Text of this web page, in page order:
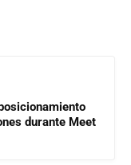
durante Meet